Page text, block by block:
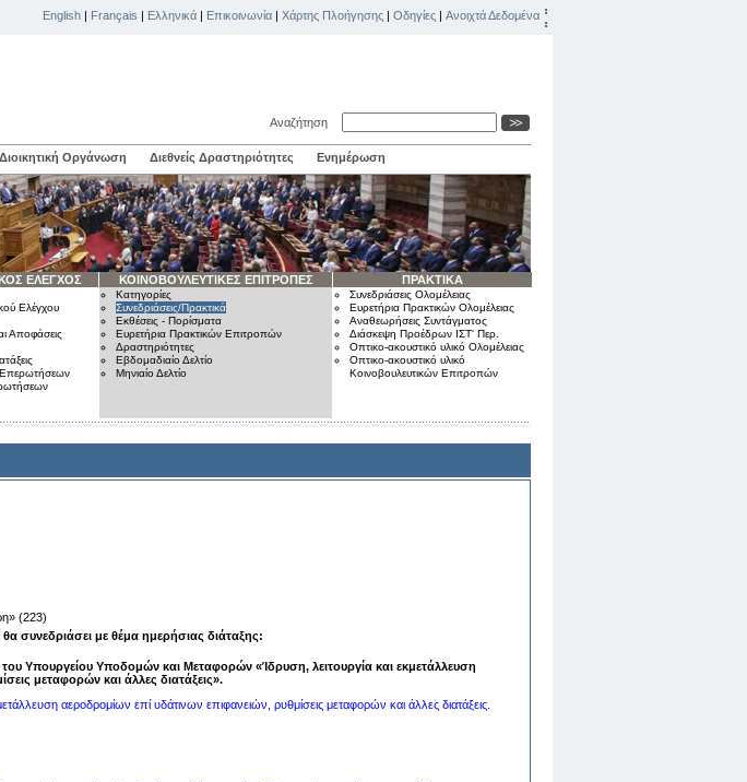
English | Français | Ελληνικά | Επικοινωνία | Χάρτης Πλοήγησης | Οδηγίες | Ανοιχτά Δεδομένα
Αναζήτηση
Διοικητική Οργάνωση Διεθνείς Δραστηριότητες Ενημέρωση
ΕΛΕΓΧΟΣ
Ελέγχου
Αποφάσεις
Επερωτήσεων
ΚΟΙΝΟΒΟΥΛΕΥΤΙΚΕΣ ΕΠΙΤΡΟΠΕΣ
Κατηγορίες
Συνεδριάσεις/Πρακτικά
Εκθέσεις - Πορίσματα
Ευρετήρια Πρακτικών Επιτροπών
Δραστηριότητες
Εβδομαδιαίο Δελτίο
Μηνιαίο Δελτίο
ΠΡΑΚΤΙΚΑ
Συνεδριάσεις Ολομέλειας
Ευρετήρια Πρακτικών Ολομέλειας
Αναθεωρήσεις Συντάγματος
Διάσκεψη Προέδρων ΙΣΤ' Περ.
Οπτικο-ακουστικό υλικό Ολομέλειας
Οπτικο-ακουστικό υλικό
Κοινοβουλευτικών Επιτροπών
(223)
με θέμα ημερήσιας διάταξης:
Υπουργείου Υποδομών και Μεταφορών «Ίδρυση, λειτουργία και εκμετάλλευση
μεταφορών και άλλες διατάξεις».
αεροδρομίων επί υδάτινων επιφανειών, ρυθμίσεις μεταφορών και άλλες διατάξεις.